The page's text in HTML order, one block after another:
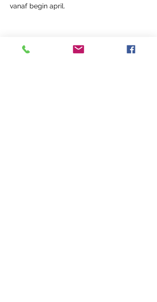
vanaf begin april.